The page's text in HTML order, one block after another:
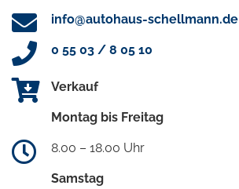
info@autohaus-schellmann.de
0 55 03 / 8 05 10
Verkauf
Montag bis Freitag
8.00 – 18.00 Uhr
Samstag